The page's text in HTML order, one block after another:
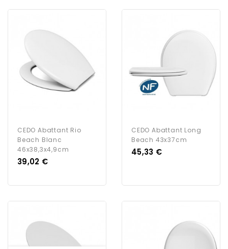
CEDO Abattant Rio
Beach Blanc
46x38,3x4,9cm
Prix
39,02 €
CEDO Abattant Long
Beach 43x37cm
Prix
45,33 €